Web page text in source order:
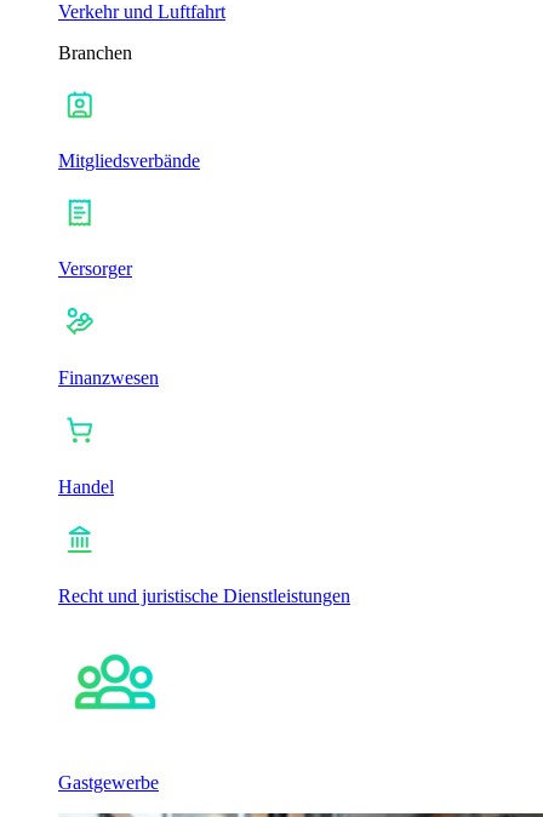
Verkehr und Luftfahrt
Branchen
Mitgliedsverbände
Versorger
Finanzwesen
Handel
Recht und juristische Dienstleistungen
Gastgewerbe